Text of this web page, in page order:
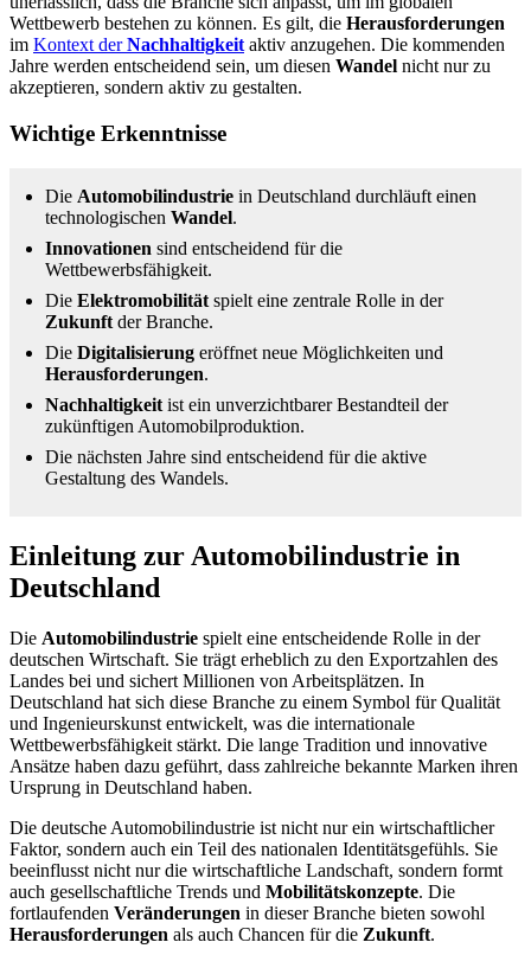
Wettbewerb bestehen zu können. Es gilt, die Herausforderungen
im Kontext derNachhaltigkeit aktiv anzugehen. Die kommenden
Jahre werden entscheidend sein, um diesen Wandel nicht nur zu
akzeptieren, sondern aktiv zu gestalten.
Wichtige Erkenntnisse
Die Automobilindustrie in Deutschland durchläuft einen
technologischen Wandel.
Innovationen sind entscheidend für die
Wettbewerbsfähigkeit.
Die Elektromobilität spielt eine zentrale Rolle in der
Zukunft der Branche.
Die Digitalisierung eröffnet neue Möglichkeiten und
Herausforderungen.
Nachhaltigkeit ist ein unverzichtbarer Bestandteil der
zukünftigen Automobilproduktion.
Die nächsten Jahre sind entscheidend für die aktive
Gestaltung des Wandels.
Einleitung zur Automobilindustrie in
Deutschland
Die Automobilindustrie spielt eine entscheidende Rolle in der
deutschen Wirtschaft. Sie trägt erheblich zu den Exportzahlen des
Landes bei und sichert Millionen von Arbeitsplätzen. In
Deutschland hat sich diese Branche zu einem Symbol für Qualität
und Ingenieurskunst entwickelt, was die internationale
Wettbewerbsfähigkeit stärkt. Die lange Tradition und innovative
Ansätze haben dazu geführt, dass zahlreiche bekannte Marken ihren
Ursprung in Deutschland haben.
Die deutsche Automobilindustrie ist nicht nur ein wirtschaftlicher
Faktor, sondern auch ein Teil des nationalen Identitätsgefühls. Sie
beeinflusst nicht nur die wirtschaftliche Landschaft, sondern formt
auch gesellschaftliche Trends und Mobilitätskonzepte. Die
fortlaufenden Veränderungen in dieser Branche bieten sowohl
Herausforderungen als auch Chancen für die Zukunft.